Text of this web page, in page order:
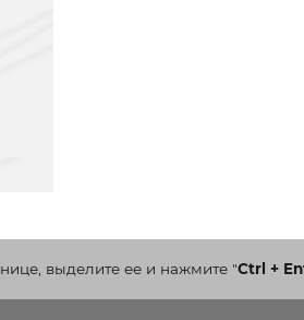
выделите ее и нажмите"Ctrl +